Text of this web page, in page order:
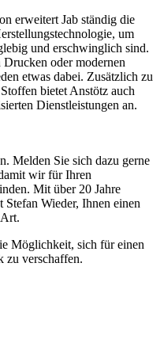
erweitert Jab ständig die
um
und erschwinglich sind.
oder modernen
etwas dabei. Zusätzlich zu
bietet Anstötz auch
Dienstleistungen an.
Melden Sie sich dazu gerne
wir für Ihren
Mit über 20 Jahre
Stefan Wieder, Ihnen einen
Möglichkeit, sich für einen
zu verschaffen.